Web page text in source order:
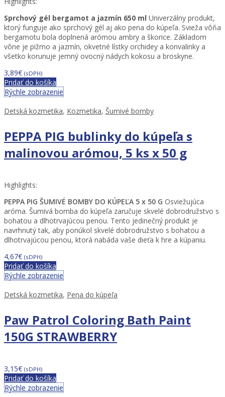
Sprchový gél bergamot a jazmín 650 ml Univerzálny produkt,
ktorý funguje ako sprchový gél aj ako pena do kúpeľa. Svieža vôňa
bergamotu bola doplnená arómou ambry a škorice. Základom
vône je pižmo a jazmín, okvetné lístky orchidey a konvalinky a
všetko korunuje jemný ovocný nádych kokosu a broskyne.
3,89€ (sDPH)
Pridať do košíka
Rýchle zobrazenie
Detská kozmetika, Kozmetika, Šumivé bomby
PEPPA PIG bublinky do kúpeľa s
malinovou arómou, 5 ks x 50 g
Highlights:
PEPPA PIG ŠUMIVÉ BOMBY DO KÚPEĽA 5 x 50 G Osviežujúca
aróma. Šumivá bomba do kúpeľa zaručuje skvelé dobrodružstvo s
bohatou a dlhotrvajúcou penou. Tento jedinečný produkt je
navrhnutý tak, aby ponúkol skvelé dobrodružstvo s bohatou a
dlhotrvajúcou penou, ktorá nabáda vaše dieťa k hre a kúpaniu.
4,67€ (sDPH)
Pridať do košíka
Rýchle zobrazenie
Detská kozmetika, Pena do kúpeľa
Paw Patrol Coloring Bath Paint
150G STRAWBERRY
3,15€ (sDPH)
Pridať do košíka
Rýchle zobrazenie